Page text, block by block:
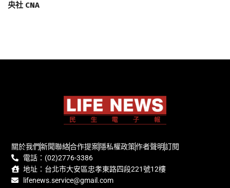
央社 CNA
關於我們新聞聯絡合作提案隱私權政策作者聲明訂閱
電話：(02)2776-3386
地址：台北市大安區忠孝東路四段221號12樓
lifenews.service@gmail.com